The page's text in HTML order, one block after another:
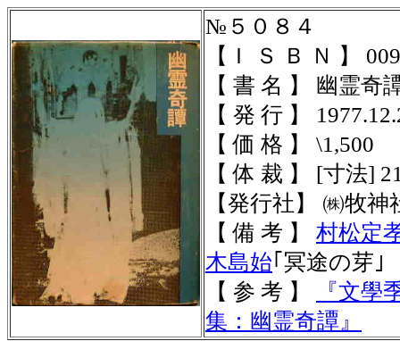
№５０８４
【Ｉ Ｓ Ｂ Ｎ 】
【 書 名 】 幽霊奇
【 発 行 】
【 価 格 】 \1,500
【 体 裁 】 [寸法]
【発行社】 ㈱牧神
【 備 考 】 村松定
木島始｢冥途の芽
【 参 考 】
『文學
集：幽霊奇譚 』